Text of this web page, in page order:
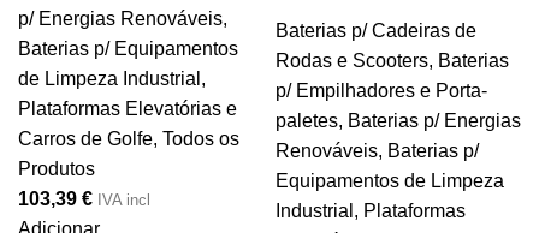
p/ Energias Renováveis,
Baterias p/ Equipamentos
de Limpeza Industrial,
Plataformas Elevatórias e
Carros de Golfe, Todos os
Produtos
103,39 € IVA incl
Adicionar
Baterias p/ Cadeiras de
Rodas e Scooters, Baterias
p/ Empilhadores e Porta-
paletes, Baterias p/ Energias
Renováveis, Baterias p/
Equipamentos de Limpeza
Industrial, Plataformas